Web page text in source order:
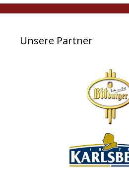
Unsere Partner